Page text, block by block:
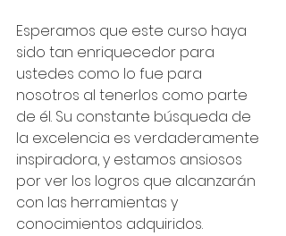
Esperamos que este curso haya
sido tan enriquecedor para
ustedes como lo fue para
nosotros al tenerlos como parte
de él. Su constante búsqueda de
la excelencia es verdaderamente
inspiradora, y estamos ansiosos
por ver los logros que alcanzarán
con las herramientas y
conocimientos adquiridos.